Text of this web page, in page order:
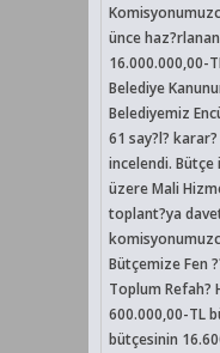
ünce
16.000.000,00-
Belediye
Belediyemiz
61 say?l?
incelendi.
üzere Mali
toplant?ya
Bütçemize Fen
Toplum Refah?
600.000,00-TL
bütçesinin